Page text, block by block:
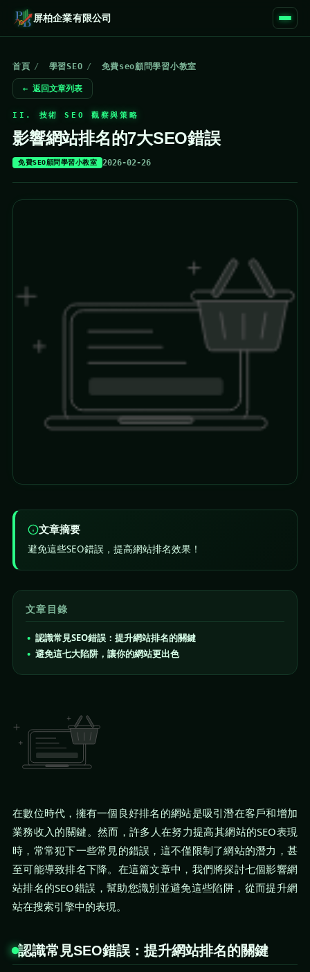
屏柏企業有限公司
首頁 / 學習SEO / 免費seo顧問學習小教室
← 返回文章列表
II. 技術 SEO 觀察與策略
影響網站排名的7大SEO錯誤
免費SEO顧問學習小教室 2026-02-26
文章摘要
避免這些SEO錯誤，提高網站排名效果！
文章目錄
認識常見SEO錯誤：提升網站排名的關鍵
避免這七大陷阱，讓你的網站更出色
在數位時代，擁有一個良好排名的網站是吸引潛在客戶和增加
業務收入的關鍵。然而，許多人在努力提高其網站的SEO表現
時，常常犯下一些常見的錯誤，這不僅限制了網站的潛力，甚
至可能導致排名下降。在這篇文章中，我們將探討七個影響網
站排名的SEO錯誤，幫助您識別並避免這些陷阱，從而提升網
站在搜索引擎中的表現。
認識常見SEO錯誤：提升網站排名的關鍵